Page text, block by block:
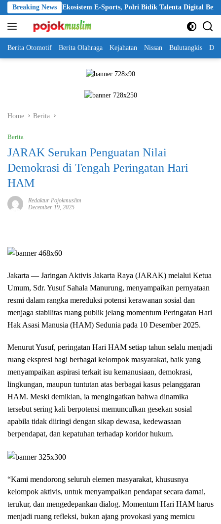
Skip
to
content
Breaking News
Perkuat Ekosistem E-Sports, Polri Bidik Talenta Digital Berdaya
Berita Otomotif Berita Olahraga Kejahatan Nissan Bulutangkis
Home Berita
Berita
JARAK Serukan Penguatan Nilai
Demokrasi di Tengah Peringatan Hari
HAM
Redaktur Pojokmuslim
December 19, 2025
Jakarta — Jaringan Aktivis Jakarta Raya (JARAK) melalui Ketua
Umum, Sdr. Yusuf Sahala Manurung, menyampaikan pernyataan
resmi dalam rangka mereduksi potensi kerawanan sosial dan
menjaga stabilitas ruang publik jelang momentum Peringatan Hari
Hak Asasi Manusia (HAM) Sedunia pada 10 Desember 2025.
Menurut Yusuf, peringatan Hari HAM setiap tahun selalu menjadi
ruang ekspresi bagi berbagai kelompok masyarakat, baik yang
menyampaikan aspirasi terkait isu kemanusiaan, demokrasi,
lingkungan, maupun tuntutan atas berbagai kasus pelanggaran
HAM. Meski demikian, ia mengingatkan bahwa dinamika
tersebut sering kali berpotensi memunculkan gesekan sosial
apabila tidak diiringi dengan sikap dewasa, kedewasaan
berpendapat, dan kepatuhan terhadap koridor hukum.
“Kami mendorong seluruh elemen masyarakat, khususnya
kelompok aktivis, untuk menyampaikan pendapat secara damai,
terukur, dan mengedepankan dialog. Momentum Hari HAM harus
menjadi ruang refleksi, bukan ajang provokasi yang memicu